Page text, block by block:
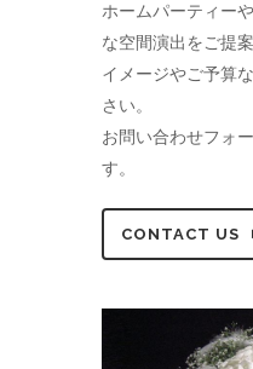
ホームパーティー
な空間演出をご提案
イメージやご予算
さい。
お問い合わせフォ
す。
CONTACT US